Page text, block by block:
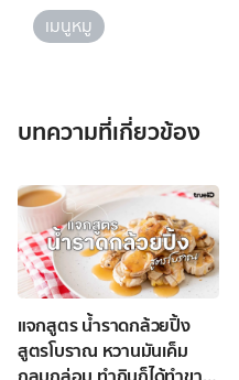
เมนูหมู
บทความที่เกี่ยวข้อง
แจกสูตร น้ำราดกล้วยปิ้ง
สูตรโบราณ หวานมันเค็ม